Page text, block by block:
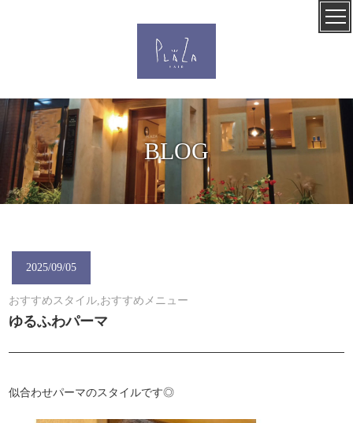
BLOG
2025/09/05
おすすめスタイル,おすすめメニュー
ゆるふわパーマ
似合わせパーマのスタイルです◎